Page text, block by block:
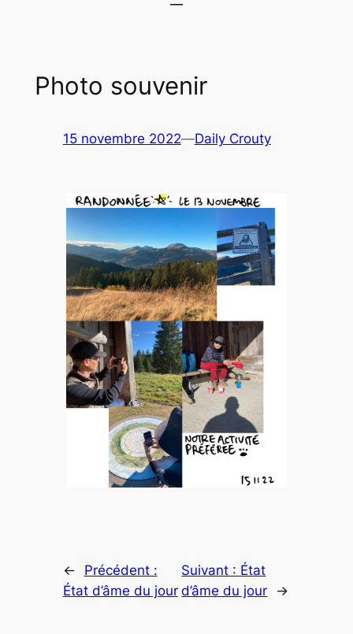
Photo souvenir
15 novembre 2022—Daily Crouty
←
Précédent :
État d’âme du jour
Suivant : État
d’âme du jour
→